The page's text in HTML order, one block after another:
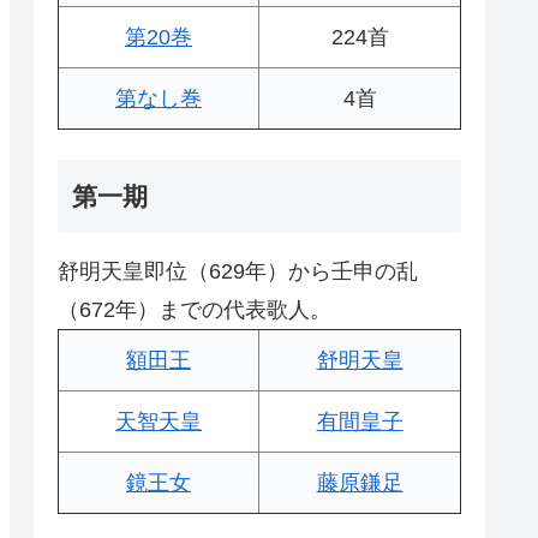
第20巻 224首
第なし巻 4首
第一期
舒明天皇即位（629年）から壬申の乱
（672年）までの代表歌人。
額田王 舒明天皇
天智天皇 有間皇子
鏡王女 藤原鎌足